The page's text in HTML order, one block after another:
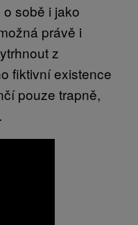
sobě i jako
právě i
z
fiktivní existence
pouze trapně,